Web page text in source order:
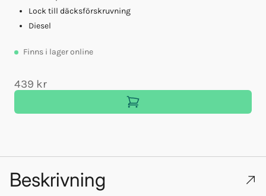
Lock till däcksförskruvning
Diesel
Finns i lager online
439 kr
Beskrivning